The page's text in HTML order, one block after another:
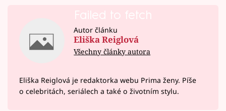
Failed to fetch
Autor článku
Eliška Reiglová
Všechny články autora
Eliška Reiglová je redaktorka webu Prima ženy. Píše
o celebritách, seriálech a také o životním stylu.